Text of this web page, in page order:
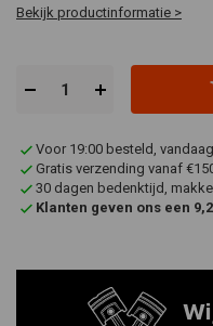
Bekijk productinformatie >
Voor 19:00 besteld,
Gratis verzending vanaf
30 dagen bedenktijd,
Klanten geven ons een